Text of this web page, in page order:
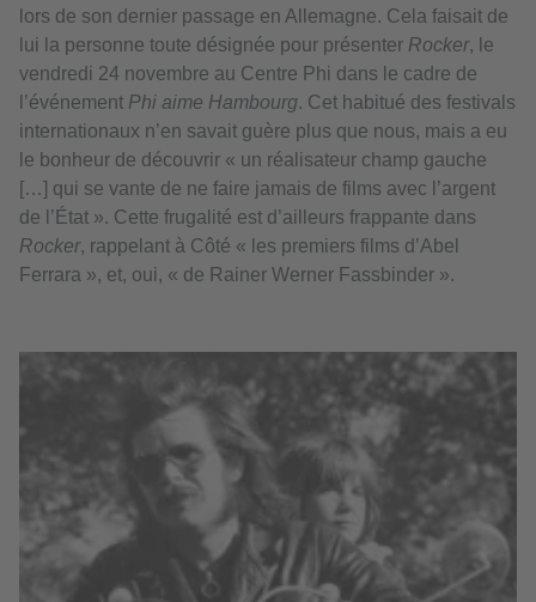
lors de son dernier passage en Allemagne. Cela faisait de
lui la personne toute désignée pour présenter Rocker, le
vendredi 24 novembre au Centre Phi dans le cadre de
l’événement Phi aime Hambourg. Cet habitué des festivals
internationaux n’en savait guère plus que nous, mais a eu
le bonheur de découvrir « un réalisateur champ gauche
[…] qui se vante de ne faire jamais de films avec l’argent
de l’État ». Cette frugalité est d’ailleurs frappante dans
Rocker, rappelant à Côté « les premiers films d’Abel
Ferrara », et, oui, « de Rainer Werner Fassbinder ».